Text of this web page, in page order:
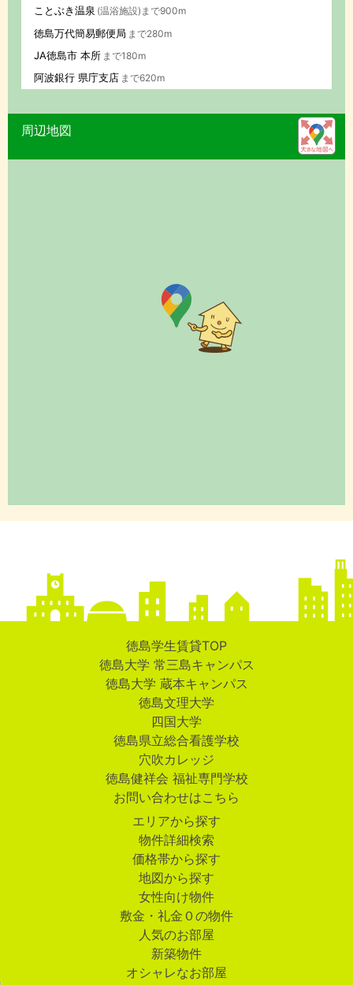
ことぶき温泉 (温浴施設)まで900m
徳島万代簡易郵便局 まで280m
JA徳島市 本所 まで180m
阿波銀行 県庁支店 まで620m
周辺地図
徳島学生賃貸TOP
徳島大学 常三島キャンパス
徳島大学 蔵本キャンパス
徳島文理大学
四国大学
徳島県立総合看護学校
穴吹カレッジ
徳島健祥会 福祉専門学校
お問い合わせはこちら
エリアから探す
物件詳細検索
価格帯から探す
地図から探す
女性向け物件
敷金・礼金０の物件
人気のお部屋
新築物件
オシャレなお部屋